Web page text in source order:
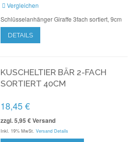
Vergleichen
Schlüsselanhänger Giraffe 3fach sortiert, 9cm
DETAILS
KUSCHELTIER BÄR 2-FACH
SORTIERT 40CM
18,45 €
zzgl. 5,95 € Versand
Inkl. 19% MwSt. Versand Details